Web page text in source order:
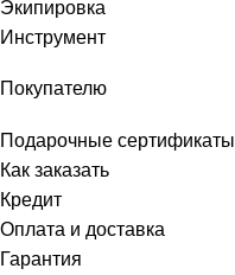
Экипировка
Инструмент
Покупателю
Подарочные сертификаты
Как заказать
Кредит
Оплата и доставка
Гарантия